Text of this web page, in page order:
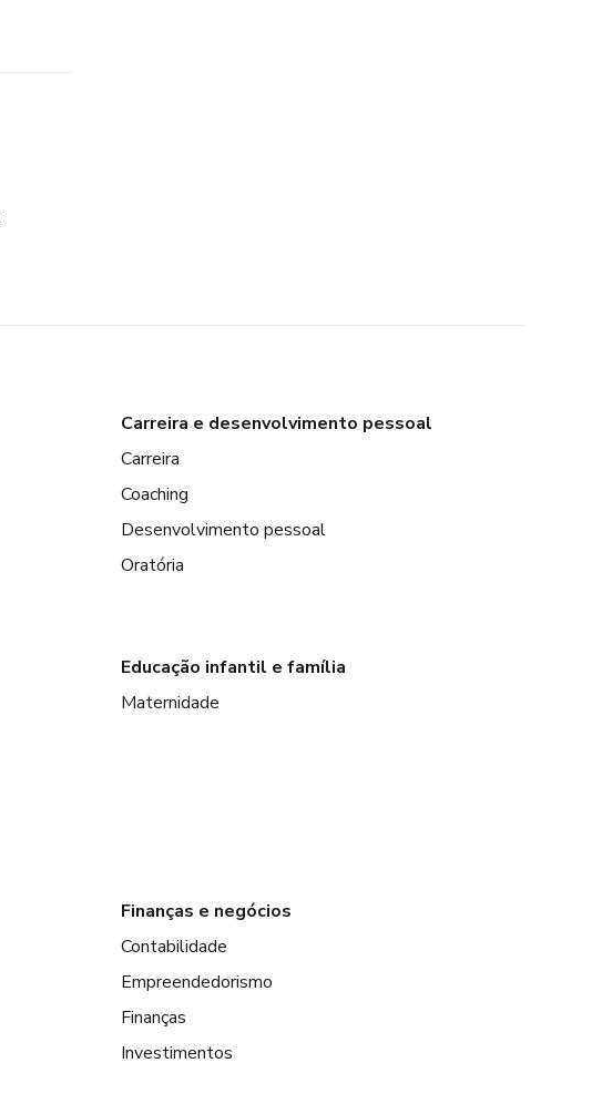
Carreira e desenvolvimento pessoal
Carreira
Coaching
Desenvolvimento pessoal
Oratória
Educação infantil e família
Maternidade
Finanças e negócios
Contabilidade
Empreendedorismo
Finanças
Investimentos